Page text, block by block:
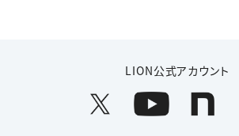
LION公式アカウント